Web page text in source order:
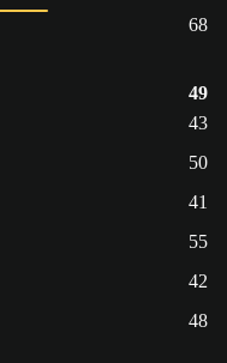
68
49
43
50
41
55
42
48